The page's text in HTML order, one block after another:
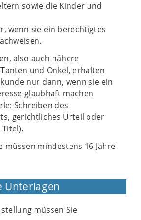
sowie die Kinder und
wenn sie ein berechtigtes
also auch nähere
und Onkel, erhalten
nur dann, wenn sie ein
glaubhaft machen
Schreiben des
gerichtliches Urteil oder
müssen mindestens 16 Jahre
Unterlagen
müssen Sie